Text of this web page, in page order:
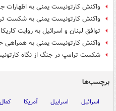
واکنش کارتونیست یمنی به اظهارات
واکنش کارتونیست یمنی به شکست
توافق لبنان و اسرائیل به روایت
واکنش کارتونیست یمنی به همراهی
شکست ترامپ در جنگ از نگاه
برچسب‌ها
اسرائیل اسراییل آمریکا